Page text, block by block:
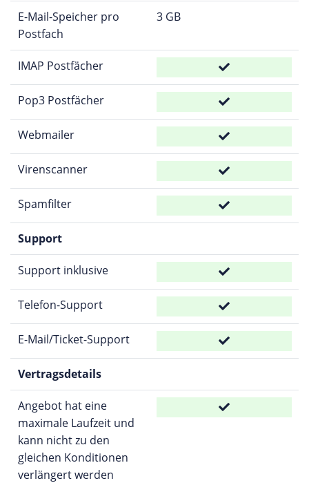
E-Mail-Speicher pro
Postfach
3 GB
IMAP Postfächer
Pop3 Postfächer
Webmailer
Virenscanner
Spamfilter
Support
Support inklusive
Telefon-Support
E-Mail/Ticket-Support
Vertragsdetails
Angebot hat eine
maximale Laufzeit und
kann nicht zu den
gleichen Konditionen
verlängert werden